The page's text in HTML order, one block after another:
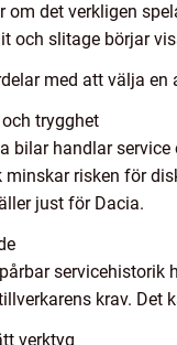
om det verkligen
och slitage börjar
med att välja
trygghet
bilar handlar
risken för
just för Dacia.
krav. Det
verktyg